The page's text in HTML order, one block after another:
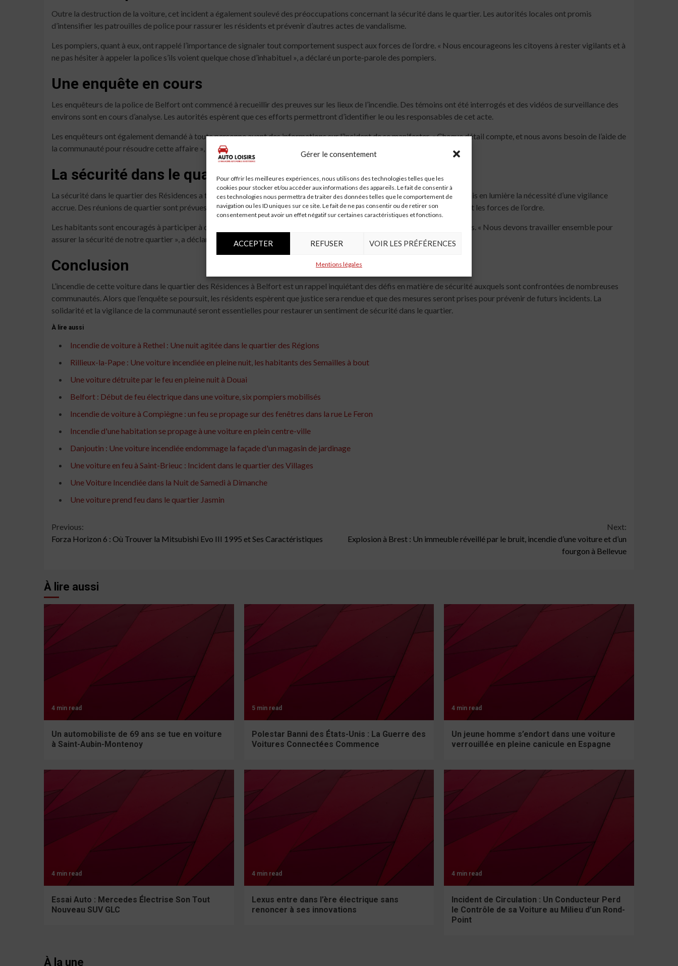
Gérer le consentement
Pour offrir les meilleures expériences, nous utilisons des technologies telles que les
cookies pour stocker et/ou accéder aux informations des appareils. Le fait de consentir à
ces technologies nous permettra de traiter des données telles que le comportement de
navigation ou les ID uniques sur ce site. Le fait de ne pas consentir ou de retirer son
consentement peut avoir un effet négatif sur certaines caractéristiques et fonctions.
ACCEPTER REFUSER VOIR LES PRÉFÉRENCES
Mentions légales
Outre la destruction de la voiture, cet incident a également soulevé des préoccupations concernant la sécurité dans le quartier. Les autorités locales ont promis
d’intensifier les patrouilles de police pour rassurer les résidents et prévenir d’autres actes de vandalisme.
Les pompiers, quant à eux, ont rappelé l’importance de signaler tout comportement suspect aux forces de l’ordre. « Nous encourageons les citoyens à rester vigilants et à
ne pas hésiter à appeler la police s’ils voient quelque chose d’inhabituel », a déclaré un porte-parole des pompiers.
Une enquête en cours
Les enquêteurs de la police de Belfort ont commencé à recueillir des preuves sur les lieux de l’incendie. Des témoins ont été interrogés et des vidéos de surveillance des
environs sont en cours d’analyse. Les autorités espèrent que ces efforts permettront d’identifier le ou les responsables de cet acte.
Les enquêteurs ont également demandé à toute personne ayant des informations sur l’incident de se manifester. « Chaque détail compte, et nous avons besoin de l’aide de
la communauté pour résoudre cette affaire », a déclaré un enquêteur.
La sécurité dans le quartier des Résidences
La sécurité dans le quartier des Résidences a toujours été une priorité pour les autorités locales. Cependant, cet incident a mis en lumière la nécessité d’une vigilance
accrue. Des réunions de quartier sont prévues pour discuter des mesures de sécurité et renforcer le lien entre les résidents et les forces de l’ordre.
Les habitants sont encouragés à participer à ces réunions afin de partager leurs préoccupations et de proposer des solutions. « Nous devons travailler ensemble pour
assurer la sécurité de notre quartier », a déclaré un membre du conseil municipal.
Conclusion
L’incendie de cette voiture dans le quartier des Résidences à Belfort est un rappel inquiétant des défis en matière de sécurité auxquels sont confrontées de nombreuses
communautés. Alors que l’enquête se poursuit, les résidents espèrent que justice sera rendue et que des mesures seront prises pour prévenir de futurs incidents. La
solidarité et la vigilance de la communauté seront essentielles pour restaurer un sentiment de sécurité dans le quartier.
À lire aussi
Incendie de voiture à Rethel : Une nuit agitée dans le quartier des Régions
Rillieux-la-Pape : Une voiture incendiée en pleine nuit, les habitants des Semailles à bout
Une voiture détruite par le feu en pleine nuit à Douai
Belfort : Début de feu électrique dans une voiture, six pompiers mobilisés
Incendie de voiture à Compiègne : un feu se propage sur des fenêtres dans la rue Le Feron
Incendie d'une habitation se propage à une voiture en plein centre-ville
Danjoutin : Une voiture incendiée endommage la façade d'un magasin de jardinage
Une voiture en feu à Saint-Brieuc : Incident dans le quartier des Villages
Une Voiture Incendiée dans la Nuit de Samedi à Dimanche
Une voiture prend feu dans le quartier Jasmin
Continue
Previous:
Forza Horizon 6 : Où Trouver la Mitsubishi Evo III 1995 et Ses Caractéristiques
Next:
Explosion à Brest : Un immeuble réveillé par le bruit, incendie d’une voiture et d’un
fourgon à Bellevue
À lire aussi
4 min read
Un automobiliste de 69 ans se tue en voiture
à Saint-Aubin-Montenoy
5 min read
Polestar Banni des États-Unis : La Guerre des
Voitures Connectées Commence
4 min read
Un jeune homme s’endort dans une voiture
verrouillée en pleine canicule en Espagne
4 min read
Essai Auto : Mercedes Électrise Son Tout
Nouveau SUV GLC
4 min read
Lexus entre dans l’ère électrique sans
renoncer à ses innovations
4 min read
Incident de Circulation : Un Conducteur Perd
le Contrôle de sa Voiture au Milieu d’un Rond-
Point
À la une